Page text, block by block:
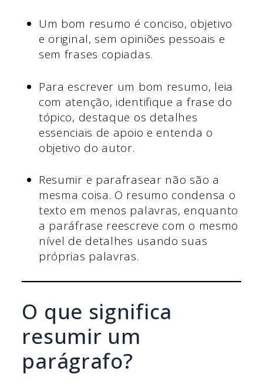
Um bom resumo é conciso, objetivo
e original, sem opiniões pessoais e
sem frases copiadas.
Para escrever um bom resumo, leia
com atenção, identifique a frase do
tópico, destaque os detalhes
essenciais de apoio e entenda o
objetivo do autor.
Resumir e parafrasear não são a
mesma coisa. O resumo condensa o
texto em menos palavras, enquanto
a paráfrase reescreve com o mesmo
nível de detalhes usando suas
próprias palavras.
O que significa
resumir um
parágrafo?